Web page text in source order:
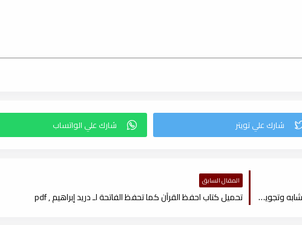
تحميل كتاب إرشاد الرحمن لأسباب النزول ؛ والناسخ والمنسوخ والمتشابه وتجويد القرآن (مفهرس) , pdf
المقال السابق
تحميل كتاب احفظ القرآن كما تحفظ الفاتحة لـ دريد إبراهيم , pdf